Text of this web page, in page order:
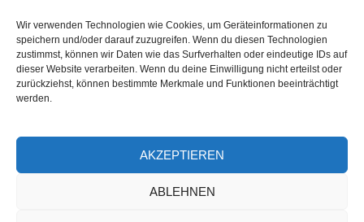
Wir verwenden Technologien wie Cookies, um Geräteinformationen zu
speichern und/oder darauf zuzugreifen. Wenn du diesen Technologien
zustimmst, können wir Daten wie das Surfverhalten oder eindeutige IDs auf
dieser Website verarbeiten. Wenn du deine Einwilligung nicht erteilst oder
zurückziehst, können bestimmte Merkmale und Funktionen beeinträchtigt
werden.
AKZEPTIEREN
ABLEHNEN